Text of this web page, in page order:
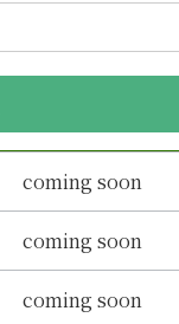
coming soon
coming soon
coming soon